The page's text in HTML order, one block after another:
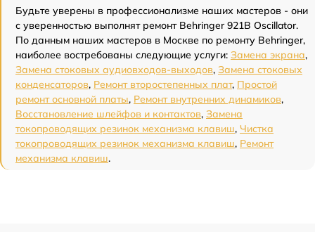
Будьте уверены в профессионализме наших мастеров - они
с уверенностью выполнят ремонт Behringer 921B Oscillator.
По данным наших мастеров в Москве по ремонту Behringer,
наиболее востребованы следующие услуги: Замена экрана,
Замена стоковых аудиовходов-выходов, Замена стоковых
конденсаторов, Ремонт второстепенных плат, Простой
ремонт основной платы, Ремонт внутренних динамиков,
Восстановление шлейфов и контактов, Замена
токопроводящих резинок механизма клавиш, Чистка
токопроводящих резинок механизма клавиш, Ремонт
механизма клавиш.